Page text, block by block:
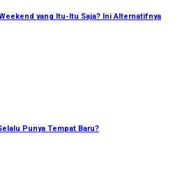
yang Itu-Itu Saja? Ini Alternatifnya
Punya Tempat Baru?